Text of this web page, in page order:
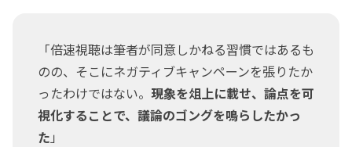
「倍速視聴は筆者が同意しかねる習慣ではあるも
のの、そこにネガティブキャンペーンを張りたか
ったわけではない。 現象を俎上に載せ、論点を可
視化することで、議論のゴングを鳴らしたかっ
た 」